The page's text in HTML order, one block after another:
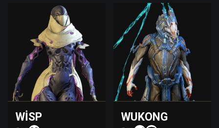
WISP WUKONG